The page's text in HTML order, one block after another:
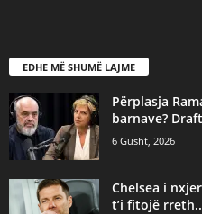
EDHE MË SHUMË LAJME
Përplasja
barnave?
6 Gusht, 2026
Chelsea i
t’i fitojë